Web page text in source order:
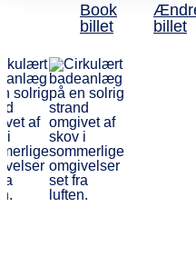
Book
billet
billet